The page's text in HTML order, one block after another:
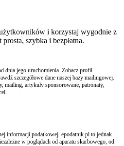
i korzystaj wygodnie z
prosta, szybka i bezpłatna.
dnia jego uruchomienia. Zobacz profil
szczegółowe dane naszej bazy mailingowej.
mailing, artykuły sponsorowane, patronaty,
informacji podatkowej. epodatnik.pl to jednak
w poglądach od aparatu skarbowego, od